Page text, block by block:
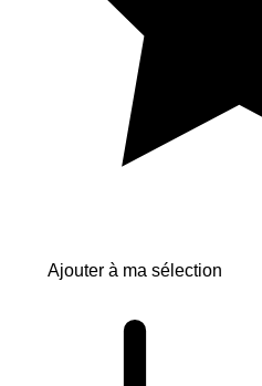
Ajouter à ma sélection